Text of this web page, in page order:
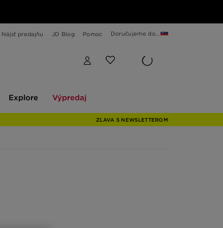
Nájsť predajňu JD Blog Pomoc Doručujeme do...
Explore Výpredaj
ZĽAVA S NEWSLETTEROM